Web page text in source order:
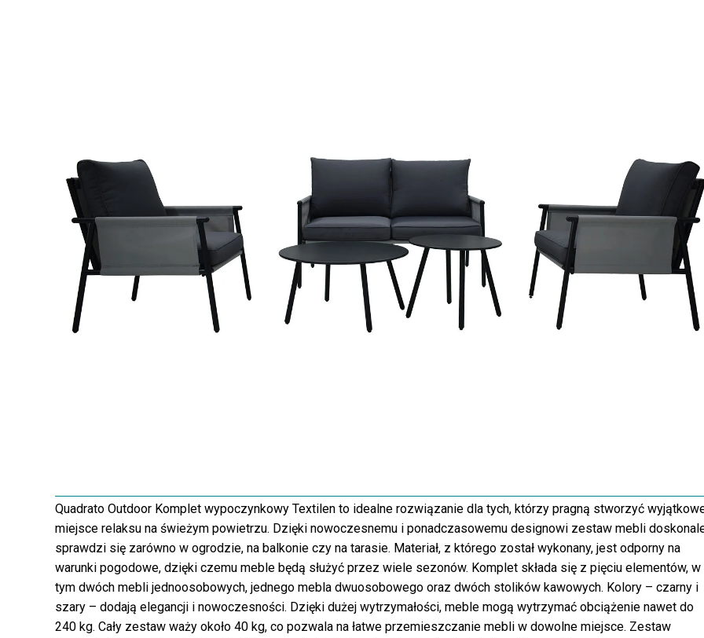
Quadrato Outdoor Komplet wypoczynkowy Textilen to idealne rozwiązanie dla tych, którzy pragną stworzyć
miejsce relaksu na świeżym powietrzu. Dzięki nowoczesnemu i ponadczasowemu designowi zestaw mebli
sprawdzi się zarówno w ogrodzie, na balkonie czy na tarasie. Materiał, z którego został wykonany, jest odporny na
warunki pogodowe, dzięki czemu meble będą służyć przez wiele sezonów. Komplet składa się z pięciu elementów, w
tym dwóch mebli jednoosobowych, jednego mebla dwuosobowego oraz dwóch stolików kawowych. Kolory – czarny i
szary – dodają elegancji i nowoczesności. Dzięki dużej wytrzymałości, meble mogą wytrzymać obciążenie nawet do
240 kg. Cały zestaw waży około 40 kg, co pozwala na łatwe przemieszczanie mebli w dowolne miejsce. Zestaw